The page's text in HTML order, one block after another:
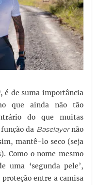
, é de suma importância
que ainda não tão
do que muitas
da Baselayernão
mantê-lo seco (seja
Como o nome mesmo
uma ‘segunda pele’,
entre a camisa